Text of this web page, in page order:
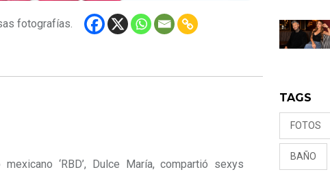
fotografías.
‘RBD’, Dulce María, compartió sexys
TAGS
FOTOS
BAÑO